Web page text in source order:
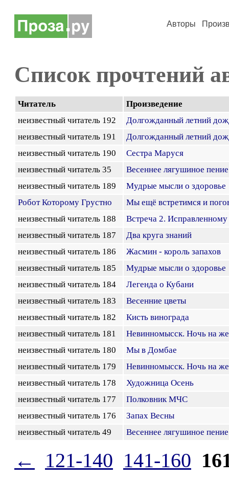
Авторы
Список прочтений
Читатель
Произведение
неизвестный читатель 192
Долгожданный летний
неизвестный читатель 191
Долгожданный летний
неизвестный читатель 190
Сестра Маруся
неизвестный читатель 35
Весеннее лягушиное пение
неизвестный читатель 189
Мудрые мысли о здоровье
Робот Которому Грустно
Мы ещё встретимся и
неизвестный читатель 188
Встреча 2. Исправленному
неизвестный читатель 187
Два круга знаний
неизвестный читатель 186
Жасмин - король запахов
неизвестный читатель 185
Мудрые мысли о здоровье
неизвестный читатель 184
Легенда о Кубани
неизвестный читатель 183
Весенние цветы
неизвестный читатель 182
Кисть винограда
неизвестный читатель 181
Невинномысск. Ночь на
неизвестный читатель 180
Мы в Домбае
неизвестный читатель 179
Невинномысск. Ночь на
неизвестный читатель 178
Художница Осень
неизвестный читатель 177
Полковник МЧС
неизвестный читатель 176
Запах Весны
неизвестный читатель 49
Весеннее лягушиное пение
← 121-140 141-160